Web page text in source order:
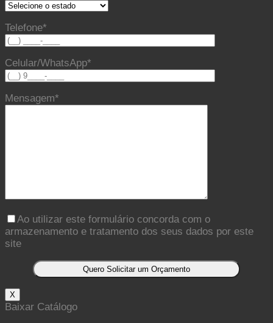
Telefone*
Celular/WhatsApp*
Mensagem*
Ao utilizar este formulário concorda com o
armazenamento e tratamento dos seus dados por este
site
X
Baixar Catálogo